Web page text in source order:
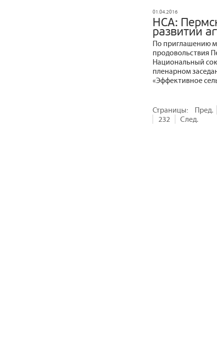
01.04.2016
НСА:
развитии
По приглашению
продовольствия
Национальный
пленарном
«Эффективное
Страницы:
Пред.
232
След.